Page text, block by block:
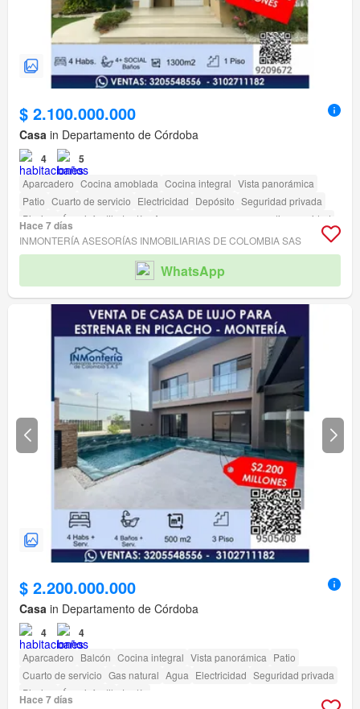
$ 2.100.000.000
Casa in Departamento de Córdoba
4 5
Aparcadero Cocina amoblada Cocina integral Vista panorámica
Patio Cuarto de servicio Electricidad Depósito Seguridad privada
Piscina
Área infantil Jardín Acceso para personas con discapacidad
Hace 7 días
INMONTERÍA ASESORÍAS INMOBILIARIAS DE COLOMBIA SAS
WhatsApp
$ 2.200.000.000
Casa in Departamento de Córdoba
4 4
Aparcadero Balcón Cocina integral Vista panorámica Patio
Cuarto de servicio Gas natural Agua Electricidad Seguridad privada
Piscina
Área infantil Jardín
Hace 7 días